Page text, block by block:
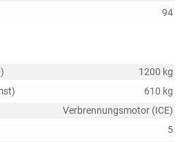
94
1200 kg
610 kg
Verbrennungsmotor (ICE)
5